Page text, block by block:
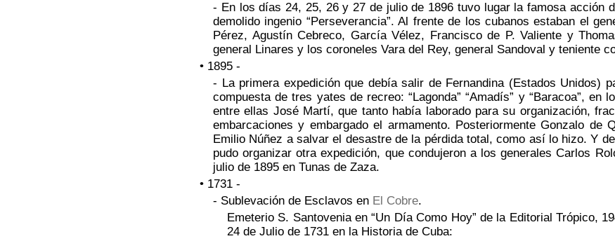
- En los días 24, 25, 26 y 27 de julio de 1896 tuvo lugar la famosa acción
demolido ingenio “Perseverancia”. Al frente de los cubanos estaban el
Pérez, Agustín Cebreco, García Vélez, Francisco de P. Valiente y
general Linares y los coroneles Vara del Rey, general Sandoval y teniente
• 1895 -
- La primera expedición que debía salir de Fernandina (Estados Unidos)
compuesta de tres yates de recreo: “Lagonda” “Amadís” y “Baracoa”,
entre ellas José Martí, que tanto había laborado para su organización,
embarcaciones y embargado el armamento. Posteriormente Gonzalo de
Emilio Núñez a salvar el desastre de la pérdida total, como así lo hizo. Y
pudo organizar otra expedición, que condujeron a los generales Carlos
julio de 1895 en Tunas de Zaza.
• 1731 -
- Sublevación de Esclavos en El Cobre.
Emeterio S. Santovenia en “Un Día Como Hoy” de la Editorial Trópico,
24 de Julio de 1731 en la Historia de Cuba: